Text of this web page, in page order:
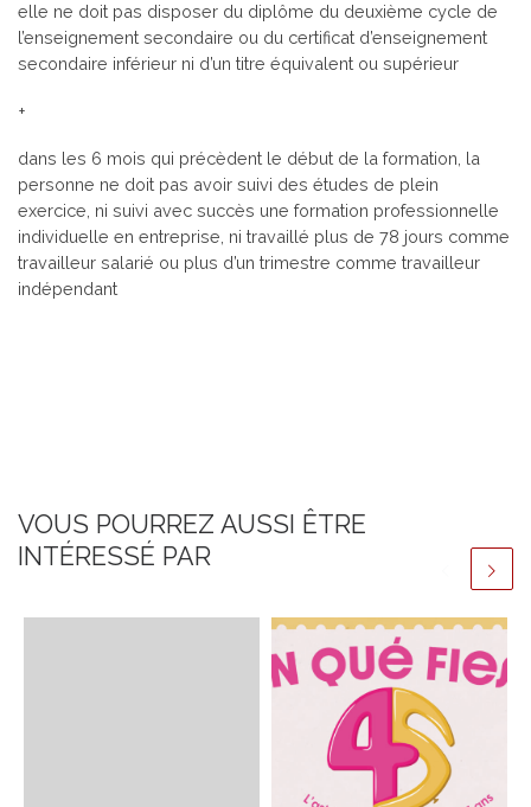
elle ne doit pas disposer du diplôme du deuxième cycle de
l’enseignement secondaire ou du certificat d’enseignement
secondaire inférieur ni d’un titre équivalent ou supérieur
+
dans les 6 mois qui précèdent le début de la formation, la
personne ne doit pas avoir suivi des études de plein
exercice, ni suivi avec succès une formation professionnelle
individuelle en entreprise, ni travaillé plus de 78 jours comme
travailleur salarié ou plus d’un trimestre comme travailleur
indépendant
VOUS POURREZ AUSSI ÊTRE
INTÉRESSÉ PAR